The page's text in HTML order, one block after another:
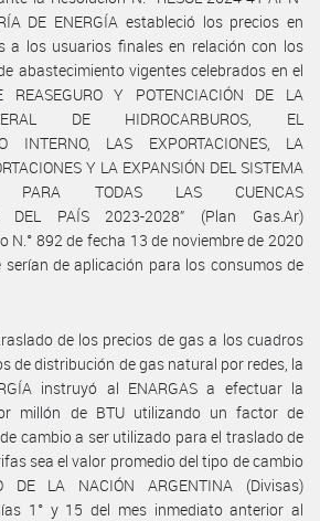
DE ENERGÍA estableció los precios en
a los usuarios finales en relación con los
abastecimiento vigentes celebrados en el
Y POTENCIACIÓN DE LA
DE HIDROCARBUROS, EL
INTERNO, LAS EXPORTACIONES, LA
Y LA EXPANSIÓN DEL SISTEMA
PARA TODAS LAS CUENCAS
DEL PAÍS 2023-2028” (Plan Gas.Ar)
N.° 892 de fecha 13 de noviembre de 2020
de aplicación para los consumos de
de los precios de gas a los cuadros
de distribución de gas natural por redes, la
instruyó al ENARGAS a efectuar la
millón de BTU utilizando un factor de
cambio a ser utilizado para el traslado de
sea el valor promedio del tipo de cambio
DE LA NACIÓN ARGENTINA (Divisas)
1° y 15 del mes inmediato anterior al